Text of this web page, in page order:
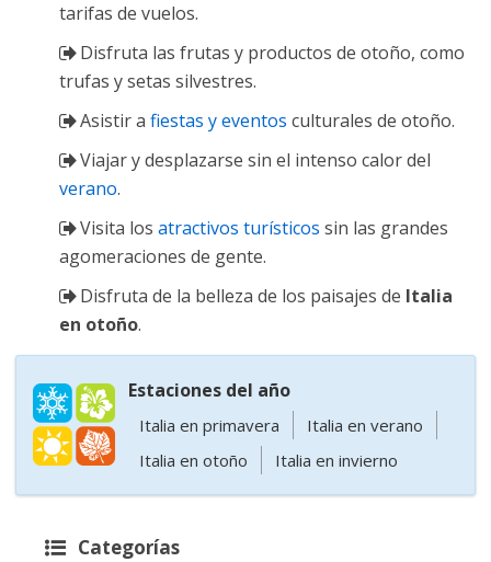
tarifas de vuelos.
Disfruta las frutas y productos de otoño, como
trufas y setas silvestres.
Asistir a fiestas y eventos culturales de otoño.
Viajar y desplazarse sin el intenso calor del
verano.
Visita los atractivos turísticos sin las grandes
agomeraciones de gente.
Disfruta de la belleza de los paisajes de Italia
en otoño.
Estaciones del año
Italia en primavera
Italia en verano
Italia en otoño
Italia en invierno
Categorías